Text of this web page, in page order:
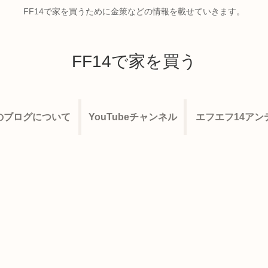
FF14で家を買うために金策などの情報を載せていきます。
FF14で家を買う
ブログについて YouTubeチャンネル エフエフ14アン